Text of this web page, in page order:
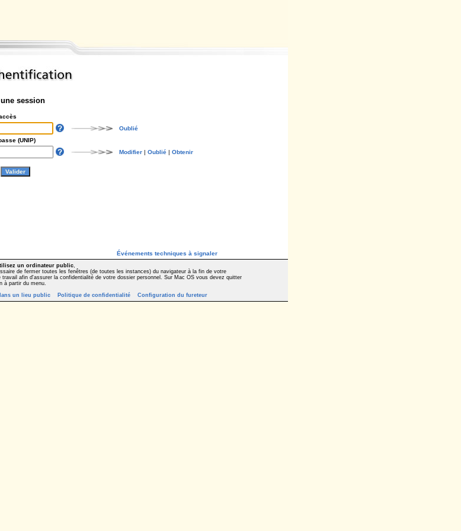
session
Oublié
(UNIP)
Modifier | Oublié | Obtenir
Événements techniques à signaler
un ordinateur public,
de fermer toutes les fenêtres (de toutes les instances) du navigateur à la fin de votre
travail afin d'assurer la confidentialité de votre dossier personnel. Sur Mac OS vous devez quitter
à partir du menu.
un lieu public
Politique de confidentialité Configuration du fureteur